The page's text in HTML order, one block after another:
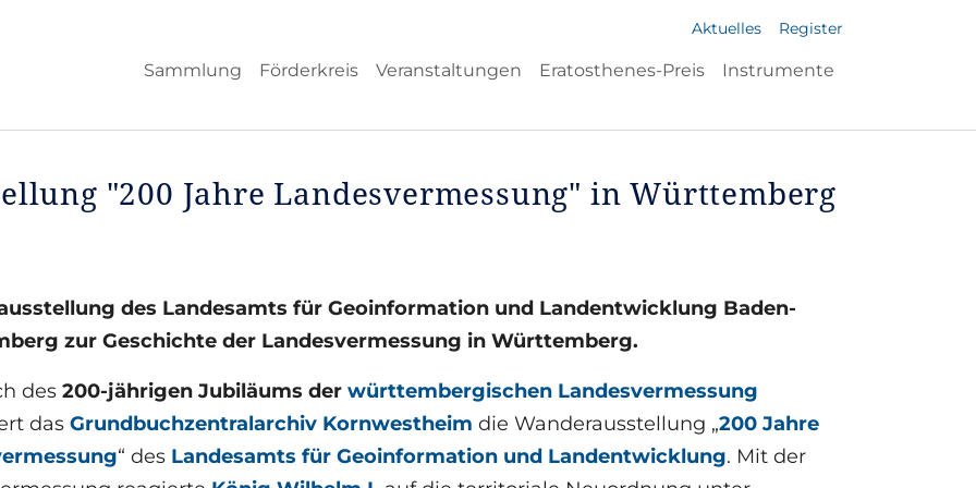
Aktuelles Register
Sammlung Förderkreis Veranstaltungen Eratosthenes-Preis Instrumente
"200 Jahre Landesvermessung" in Württemberg
des Landesamts für Geoinformation und Landentwicklung Baden-
zur Geschichte der Landesvermessung in Württemberg.
des 200-jährigen Jubiläums der württembergischen Landesvermessung
das Grundbuchzentralarchiv Kornwestheim die Wanderausstellung „200 Jahre
“ des Landesamts für Geoinformation und Landentwicklung. Mit der